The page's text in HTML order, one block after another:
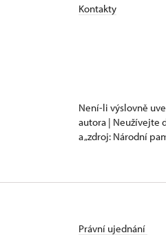
Kontakty
Není-li výslovně
autora | Neužívejte
a „zdroj: Národní
Právní ujednání